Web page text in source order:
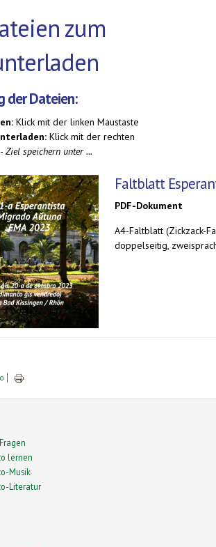
zum
der Dateien:
Klick mit der linken Maustaste
Klick mit der rechten
Ziel speichern unter ...
Faltblatt
PDF-Dokument
A4-Faltblatt (Zickzack-
doppelseitig,
lernen
Musik
Literatur